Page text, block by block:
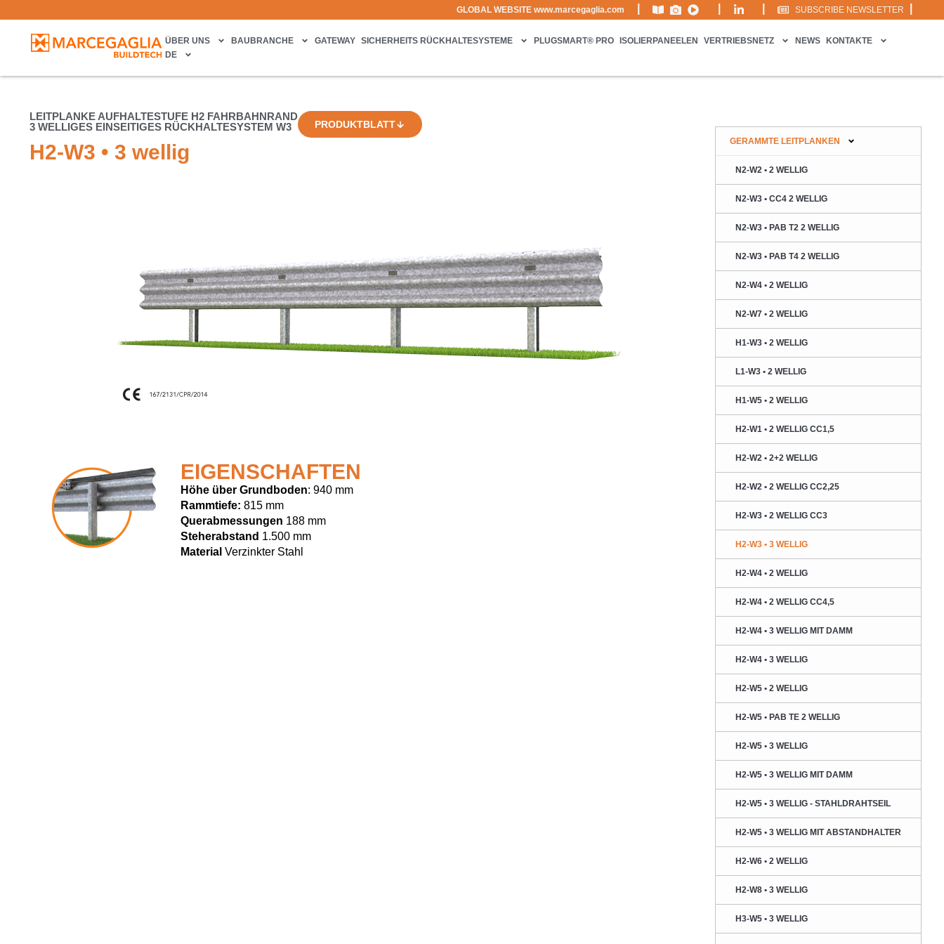
GLOBAL WEBSITE www.marcegaglia.com SUBSCRIBE NEWSLETTER
ÜBER UNS BAUBRANCHE GATEWAY SICHERHEITS RÜCKHALTESYSTEME PLUGSMART® PRO ISOLIERPANEELEN VERTRIEBSNETZ NEWS
KONTAKTE
DE
LEITPLANKE AUFHALTESTUFE H2 FAHRBAHNRAND
3 WELLIGES EINSEITIGES RÜCKHALTESYSTEM W3
PRODUKTBLATT
H2-W3 • 3 wellig
EIGENSCHAFTEN
Höhe über Grundboden: 940 mm
Rammtiefe: 815 mm
Querabmessungen 188 mm
Steherabstand 1.500 mm
Material Verzinkter Stahl
GERAMMTE LEITPLANKEN
N2-W2 • 2 WELLIG
N2-W3 • CC4 2 WELLIG
N2-W3 • PAB T2 2 WELLIG
N2-W3 • PAB T4 2 WELLIG
N2-W4 • 2 WELLIG
N2-W7 • 2 WELLIG
H1-W3 • 2 WELLIG
L1-W3 • 2 WELLIG
H1-W5 • 2 WELLIG
H2-W1 • 2 WELLIG CC1,5
H2-W2 • 2+2 WELLIG
H2-W2 • 2 WELLIG CC2,25
H2-W3 • 2 WELLIG CC3
H2-W3 • 3 WELLIG
H2-W4 • 2 WELLIG
H2-W4 • 2 WELLIG CC4,5
H2-W4 • 3 WELLIG MIT DAMM
H2-W4 • 3 WELLIG
H2-W5 • 2 WELLIG
H2-W5 • PAB TE 2 WELLIG
H2-W5 • 3 WELLIG
H2-W5 • 3 WELLIG MIT DAMM
H2-W5 • 3 WELLIG - STAHLDRAHTSEIL
H2-W5 • 3 WELLIG MIT ABSTANDHALTER
H2-W6 • 2 WELLIG
H2-W8 • 3 WELLIG
H3-W5 • 3 WELLIG